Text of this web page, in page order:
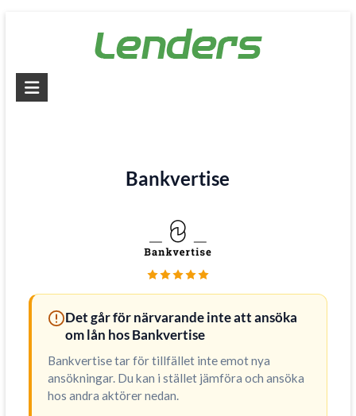
Lenders
Bankvertise
Det går för närvarande inte att ansöka
om lån hos Bankvertise
Bankvertise tar för tillfället inte emot nya
ansökningar. Du kan i stället jämföra och ansöka
hos andra aktörer nedan.